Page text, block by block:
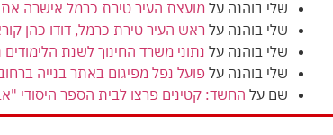
שלי בוהנה על מועצת העיר טירת כרמל אישרה את תקציב
שלי בוהנה על ראש העיר טירת כרמל, דודו כהן
שלי בוהנה על נתוני משרד החינוך לשנת הלימודים תשפ"ד (2024) מציגים ירידה בנתוני
שלי בוהנה על פועל נפל מפיגום באתר בנייה
שם על החשד: קטינים פרצו לבית הספר היסודי